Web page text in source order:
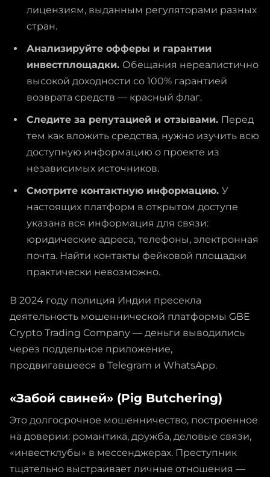
лицензиям, выданным регуляторами разных
стран.
Анализируйте офферы и гарантии
инвестплощадки. Обещания нереалистично
высокой доходности со 100% гарантией
возврата средств — красный флаг.
Следите за репутацией и отзывами. Перед
тем как вложить средства, нужно изучить всю
доступную информацию о проекте из
независимых источников.
Смотрите контактную информацию. У
настоящих платформ в открытом доступе
указана вся информация для связи:
юридические адреса, телефоны, электронная
почта. Найти контакты фейковой площадки
практически невозможно.
В 2024 году полиция Индии пресекла
деятельность мошеннической платформы GBE
Crypto Trading Company — деньги выводились
через поддельное приложение,
продвигавшееся в Telegram и WhatsApp.
«Забой свиней» (Pig Butchering)
Это долгосрочное мошенничество, построенное
на доверии: романтика, дружба, деловые связи,
«инвестклубы» в мессенджерах. Преступник
тщательно выстраивает личные отношения —